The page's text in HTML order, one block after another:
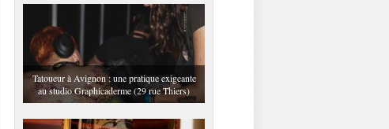
Tatoueur à Avignon : une pratique exigeante
au studio Graphicaderme (29 rue Thiers)